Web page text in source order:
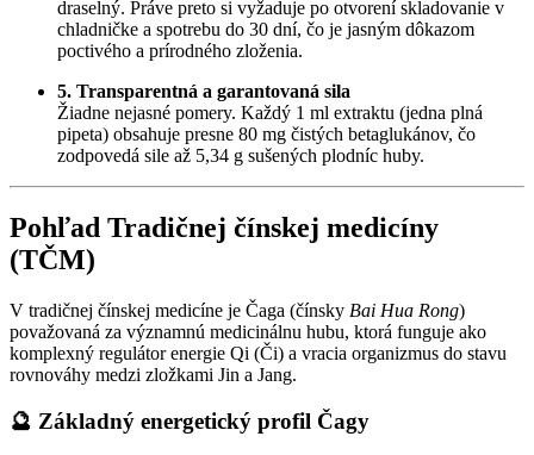
draselný. Práve preto si vyžaduje po otvorení skladovanie v
chladničke a spotrebu do 30 dní, čo je jasným dôkazom
poctivého a prírodného zloženia.
5. Transparentná a garantovaná sila
Žiadne nejasné pomery. Každý 1 ml extraktu (jedna plná
pipeta) obsahuje presne 80 mg čistých betaglukánov, čo
zodpovedá sile až 5,34 g sušených plodníc huby.
Pohľad Tradičnej čínskej medicíny
(TČM)
V tradičnej čínskej medicíne je Čaga (čínsky Bai Hua Rong)
považovaná za významnú medicinálnu hubu, ktorá funguje ako
komplexný regulátor energie Qi (Či) a vracia organizmus do stavu
rovnováhy medzi zložkami Jin a Jang.
🔮 Základný energetický profil Čagy